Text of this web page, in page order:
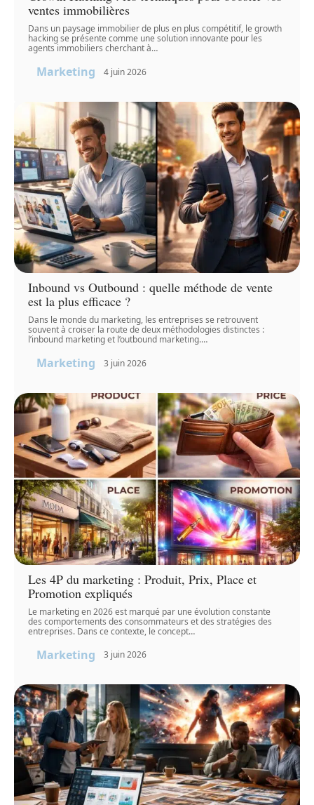
ventes immobilières
Dans un paysage immobilier de plus en plus compétitif, le growth
hacking se présente comme une solution innovante pour les
agents immobiliers cherchant à…
Marketing 4 juin 2026
Inbound vs Outbound : quelle méthode de vente
est la plus efficace ?
Dans le monde du marketing, les entreprises se retrouvent
souvent à croiser la route de deux méthodologies distinctes :
l’inbound marketing et l’outbound marketing.…
Marketing 3 juin 2026
Les 4P du marketing : Produit, Prix, Place et
Promotion expliqués
Le marketing en 2026 est marqué par une évolution constante
des comportements des consommateurs et des stratégies des
entreprises. Dans ce contexte, le concept…
Marketing 3 juin 2026